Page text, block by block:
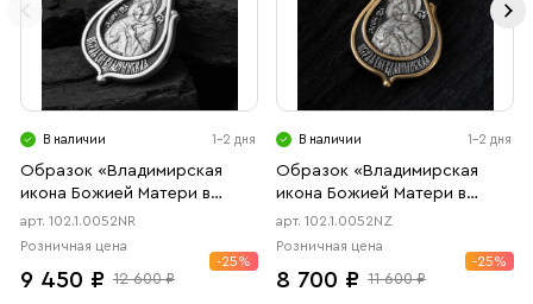
В наличии 1-2 дня
Образок «Владимирская
икона Божией Матери в
форме цаты» чернение,
родий
арт. 102.1.0052NR
Розничная цена
9 450 ₽ 12 600 ₽
-25%
В наличии 1-2 дня
Образок «Владимирская
икона Божией Матери в
форме цаты» чернение,
позолота
арт. 102.1.0052NZ
Розничная цена
8 700 ₽ 11 600 ₽
-25%